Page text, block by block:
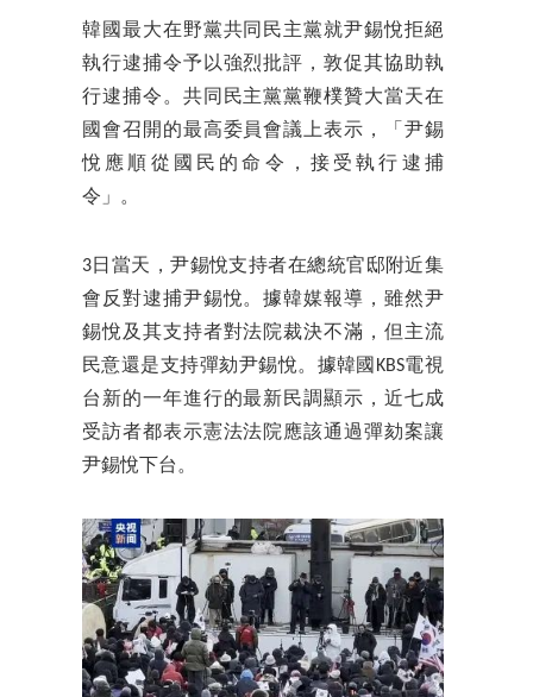
韓國最大在野黨共同民主黨就尹錫悅拒絕
執行逮捕令予以強烈批評，敦促其協助執
行逮捕令。共同民主黨黨鞭樸贊大當天在
國會召開的最高委員會議上表示，「尹錫
悅應順從國民的命令，接受執行逮捕
令」。
3日當天，尹錫悅支持者在總統官邸附近集
會反對逮捕尹錫悅。據韓媒報導，雖然尹
錫悅及其支持者對法院裁決不滿，但主流
民意還是支持彈劾尹錫悅。據韓國KBS電視
台新的一年進行的最新民調顯示，近七成
受訪者都表示憲法法院應該通過彈劾案讓
尹錫悅下台。